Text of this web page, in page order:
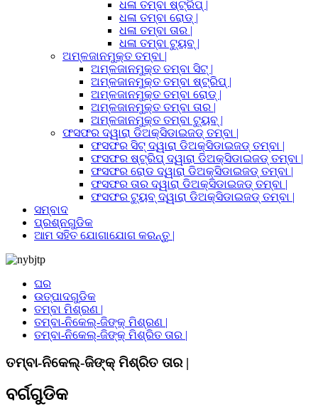
ଧଳା ତମ୍ବା ଷ୍ଟ୍ରିପ୍ |
ଧଳା ତମ୍ବା ରୋଡ୍ |
ଧଳା ତମ୍ବା ତାର |
ଧଳା ତମ୍ବା ଟ୍ୟୁବ୍ |
ଅମ୍ଳଜାନମୁକ୍ତ ତମ୍ବା |
ଅମ୍ଳଜାନମୁକ୍ତ ତମ୍ବା ସିଟ୍ |
ଅମ୍ଳଜାନମୁକ୍ତ ତମ୍ବା ଷ୍ଟ୍ରିପ୍ |
ଅମ୍ଳଜାନମୁକ୍ତ ତମ୍ବା ରୋଡ୍ |
ଅମ୍ଳଜାନମୁକ୍ତ ତମ୍ବା ତାର |
ଅମ୍ଳଜାନମୁକ୍ତ ତମ୍ବା ଟ୍ୟୁବ୍ |
ଫସଫର ଦ୍ୱାରା ଡିଅକ୍ସିଡାଇଜଡ୍ ତମ୍ବା |
ଫସଫର ସିଟ୍ ଦ୍ୱାରା ଡିଅକ୍ସିଡାଇଜଡ୍ ତମ୍ବା |
ଫସଫର ଷ୍ଟ୍ରିପ୍ ଦ୍ୱାରା ଡିଅକ୍ସିଡାଇଜଡ୍ ତମ୍ବା |
ଫସଫର ରୋଡ ଦ୍ୱାରା ଡିଅକ୍ସିଡାଇଜଡ୍ ତମ୍ବା |
ଫସଫର ତାର ଦ୍ୱାରା ଡିଅକ୍ସିଡାଇଜଡ୍ ତମ୍ବା |
ଫସଫର ଟ୍ୟୁବ୍ ଦ୍ୱାରା ଡିଅକ୍ସିଡାଇଜଡ୍ ତମ୍ବା |
ସମ୍ବାଦ
ପ୍ରଶ୍ନଗୁଡିକ
ଆମ ସହିତ ଯୋଗାଯୋଗ କରନ୍ତୁ |
ଘର
ଉତ୍ପାଦଗୁଡିକ
ତମ୍ବା ମିଶ୍ରଣ |
ତମ୍ବା-ନିକେଲ୍-ଜିଙ୍କ୍ ମିଶ୍ରଣ |
ତମ୍ବା-ନିକେଲ୍-ଜିଙ୍କ୍ ମିଶ୍ରିତ ତାର |
ତମ୍ବା-ନିକେଲ୍-ଜିଙ୍କ୍ ମିଶ୍ରିତ ତାର |
ବର୍ଗଗୁଡିକ